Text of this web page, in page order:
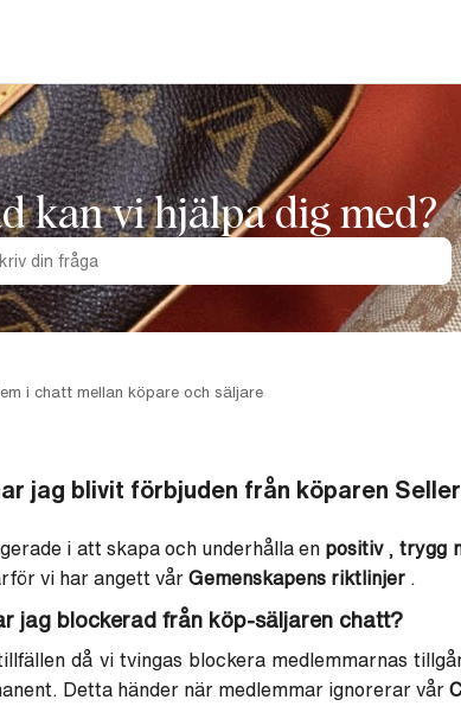
kan vi hjälpa dig med?
i chatt mellan köpare och säljare
jag blivit förbjuden från köparen
i att skapa och underhålla en positiv, trygg
vi har angett vår Gemenskapens riktlinjer
jag blockerad från köp-säljaren chatt?
då vi tvingas blockera medlemmarnas
Detta händer när medlemmar ignorerar vår